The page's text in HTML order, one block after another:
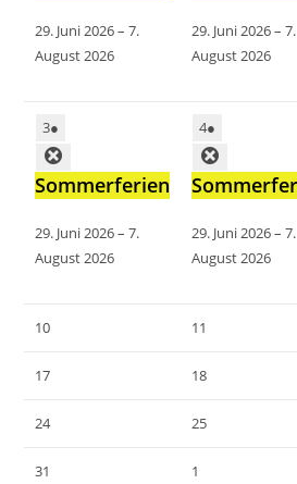
29. Juni 2026–7.
August 2026
29. Juni 2026–7.
August 2026
3●
Sommerferien
29. Juni 2026–7.
August 2026
4●
29. Juni 2026–7.
August 2026
10 11
17 18
24 25
31 1